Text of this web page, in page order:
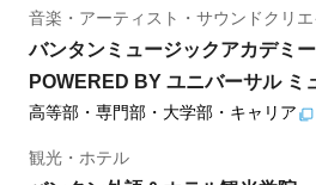
音楽・アーティスト・サウンドクリ
バンタンミュージックアカデミー
POWERED BY ユニバーサル ミ
高等部・専門部・大学部・キャリア
観光・ホテル